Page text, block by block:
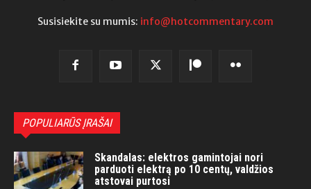
Susisiekite su mumis: info@hotcommentary.com
POPULIARŪS ĮRAŠAI
Skandalas: elektros gamintojai nori
parduoti elektrą po 10 centų, valdžios
atstovai purtosi